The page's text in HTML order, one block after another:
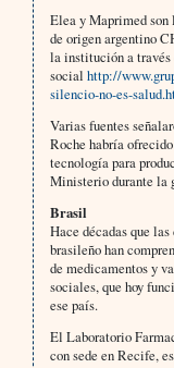
Elea y Maprimed
de origen argentino
la institución a través
social http://
silencio-no-es-
Varias fuentes
Roche habría
tecnología para
Ministerio durante la
Brasil
Hace décadas que
brasileño han
de medicamentos y
sociales, que hoy
ese país.
El Laboratorio
con sede en Recife,